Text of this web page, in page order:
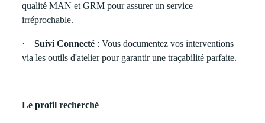
qualité MAN et GRM pour assurer un service
irréprochable.
· Suivi Connecté : Vous documentez vos interventions
via les outils d'atelier pour garantir une traçabilité parfaite.
Le profil recherché